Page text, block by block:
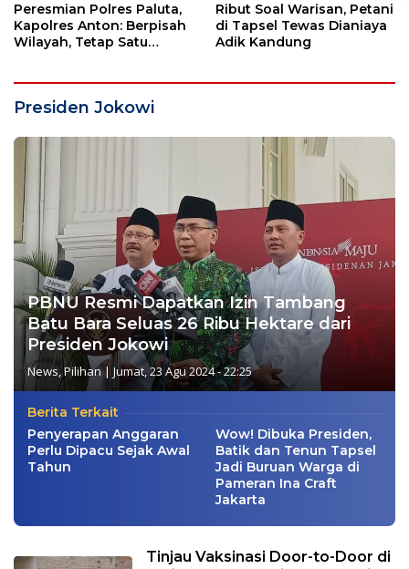
Peresmian Polres Paluta,
Kapolres Anton: Berpisah
Wilayah, Tetap Satu
Ribut Soal Warisan, Petani
di Tapsel Tewas Dianiaya
Adik Kandung
Presiden Jokowi
PBNU Resmi Dapatkan Izin Tambang
Batu Bara Seluas 26 Ribu Hektare dari
Presiden Jokowi
News,Pilihan| Jumat, 23 Agu 2024 - 22:25
Berita Terkait
Penyerapan Anggaran
Perlu Dipacu Sejak Awal
Tahun
Wow! Dibuka Presiden,
Batik dan Tenun Tapsel
Jadi Buruan Warga di
Pameran Ina Craft
Jakarta
Tinjau Vaksinasi Door-to-Door di